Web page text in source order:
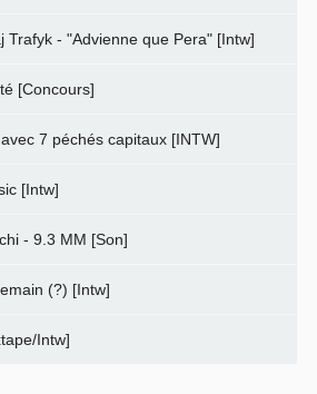
Trafyk - "Advienne que Pera" [Intw]
[Concours]
7 péchés capitaux [INTW]
[Intw]
- 9.3 MM [Son]
(?) [Intw]
Intw]